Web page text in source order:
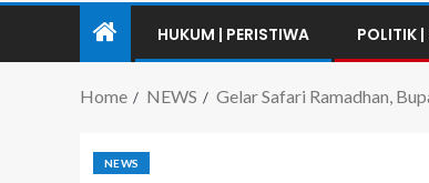
HUKUM | PERISTIWA POLITIK |
Home NEWS Gelar Safari Ramadhan,
NEWS